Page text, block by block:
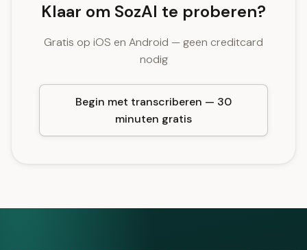
Klaar om SozAI te proberen?
Gratis op iOS en Android — geen creditcard
nodig
Begin met transcriberen — 30
minuten gratis